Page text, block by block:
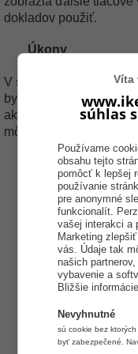
dokladov použiť.
Úkony
V spodnej časti sú
byť rôzne pre rôzne
aktuálne vybraný
môžu líšiť ak vyberiete
Nová-
dokladov,
vytvoriť.
viazané na
vytvárať
Tip -
možné
Úprava
-
Víta
súhlas
Používame
obsahu tejto
pomôcť k lepšej
používanie
pre anonymné
funkcionalít.
vašej interakci a
Marketing
vás. Údaje tak
našich
vybavenie a
Bližšie informácie
Nevyhnutné
sú cookie bez
byť zabezpečené.